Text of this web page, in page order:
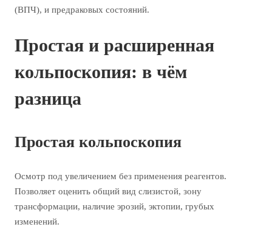
(ВПЧ), и предраковых состояний.
Простая и расширенная
кольпоскопия: в чём
разница
Простая кольпоскопия
Осмотр под увеличением без применения реагентов.
Позволяет оценить общий вид слизистой, зону
трансформации, наличие эрозий, эктопии, грубых
изменений.